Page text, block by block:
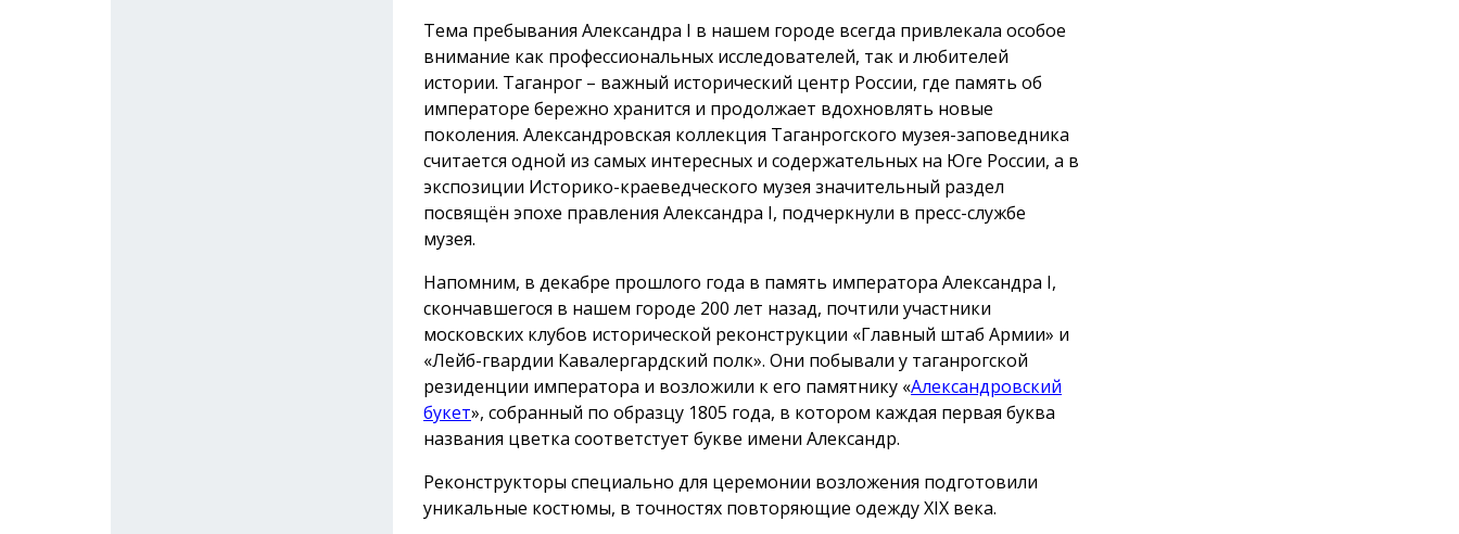
Тема пребывания Александра I в нашем городе всегда привлекала особое
внимание как профессиональных исследователей, так и любителей
истории. Таганрог – важный исторический центр России, где память об
императоре бережно хранится и продолжает вдохновлять новые
поколения. Александровская коллекция Таганрогского музея-заповедника
считается одной из самых интересных и содержательных на Юге России, а в
экспозиции Историко-краеведческого музея значительный раздел
посвящён эпохе правления Александра I, подчеркнули в пресс-службе
музея.
Напомним, в декабре прошлого года в память императора Александра I,
скончавшегося в нашем городе 200 лет назад, почтили участники
московских клубов исторической реконструкции «Главный штаб Армии» и
«Лейб-гвардии Кавалергардский полк». Они побывали у таганрогской
резиденции императора и возложили к его памятнику «Александровский
букет», собранный по образцу 1805 года, в котором каждая первая буква
названия цветка соответстует букве имени Александр.
Реконструкторы специально для церемонии возложения подготовили
уникальные костюмы, в точностях повторяющие одежду ХIX века.